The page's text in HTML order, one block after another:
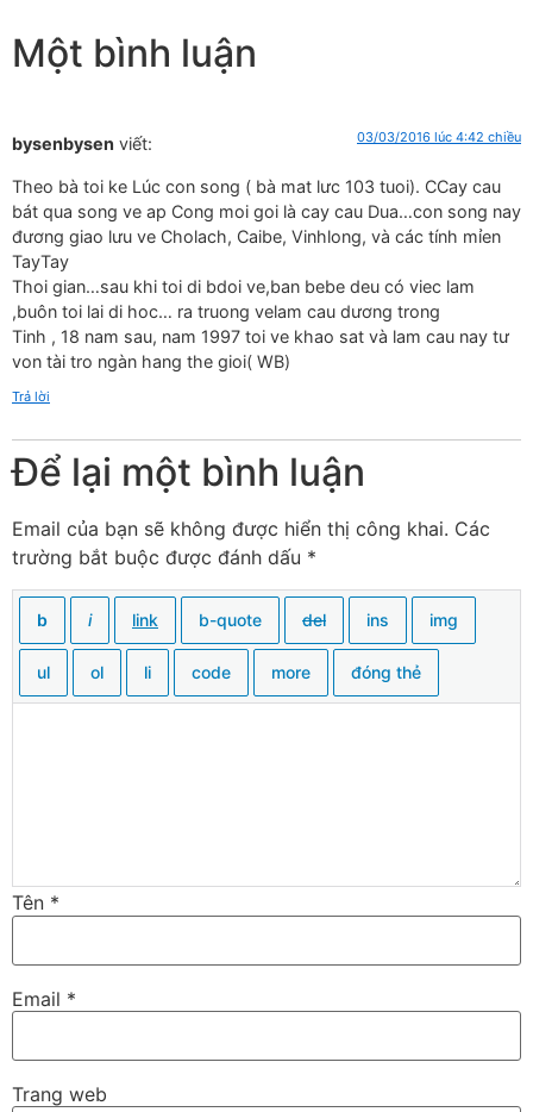
Một bình luận
bysenbysen viết: 03/03/2016 lúc 4:42 chiều
Theo bà toi ke Lúc con song ( bà mat lưc 103 tuoi). CCay cau
bát qua song ve ap Cong moi goi là cay cau Dua…con song nay
đương giao lưu ve Cholach, Caibe, Vinhlong, và các tính mỉen
TayTay
Thoi gian…sau khi toi di bdoi ve,ban bebe deu có viec lam
,buôn toi lai di hoc… ra truong velam cau dương trong
Tinh , 18 nam sau, nam 1997 toi ve khao sat và lam cau nay tư
von tài tro ngàn hang the gioi( WB)
Trả lời
Để lại một bình luận
Email của bạn sẽ không được hiển thị công khai. Các
trường bắt buộc được đánh dấu *
Tên *
Email *
Trang web